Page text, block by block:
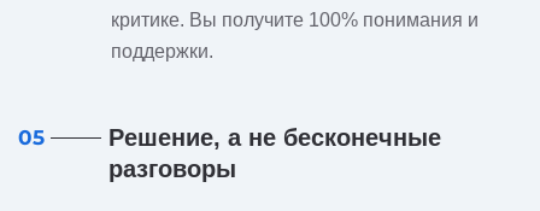
критике. Вы получите 100% понимания и
поддержки.
05
Решение, а не бесконечные
разговоры